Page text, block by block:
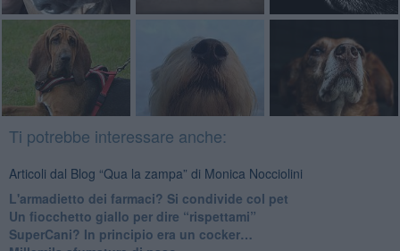
Ti potrebbe interessare anche:
Articoli dal Blog “Qua la zampa” di Monica Nocciolini
​L'armadietto dei farmaci? Si condivide col pet
Un fiocchetto giallo per dire “rispettami”
​SuperCani? In principio era un cocker…